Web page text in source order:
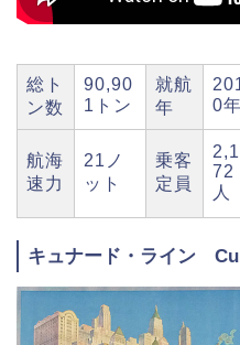
総ト
ン数
90,90
1トン
就航
年
0年
航海
速力
21ノ
ット
乗客
定員
2,1
72
人
キュナード・ライン